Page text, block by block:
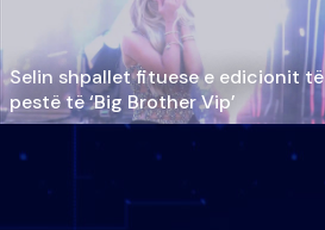
Selin shpallet fituese e edicionit të
pestë të ‘Big Brother Vip’